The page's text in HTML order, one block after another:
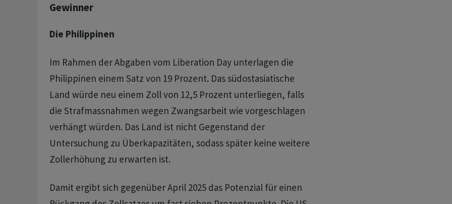
Gewinner
Die Philippinen
Im Rahmen der Abgaben vom Liberation Day unterlagen die
Philippinen einem Satz von 19 Prozent. Das südostasiatische
Land würde neu einem Zoll von 12,5 Prozent unterliegen, falls
die Strafmassnahmen wegen Zwangsarbeit wie vorgeschlagen
verhängt würden. Das Land ist nicht Gegenstand der
Untersuchung zu Überkapazitäten, sodass später keine weitere
Zollerhöhung zu erwarten ist.
Damit ergibt sich gegenüber April 2025 das Potenzial für einen